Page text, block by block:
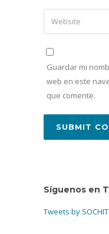
Guardar mi
web en este
que comente.
Síguenos en
Tweets by